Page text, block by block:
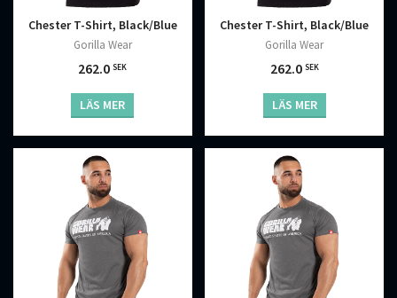
Chester T-Shirt, Black/Blue
Gorilla Wear
262.0SEK
LÄS MER
Chester T-Shirt, Black/Blue
Gorilla Wear
262.0 SEK
LÄS MER